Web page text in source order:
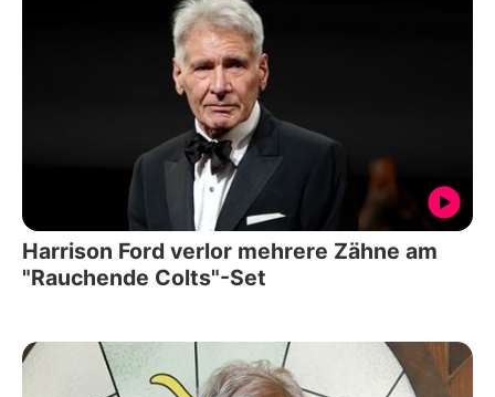
Harrison Ford verlor mehrere Zähne am
"Rauchende Colts"-Set